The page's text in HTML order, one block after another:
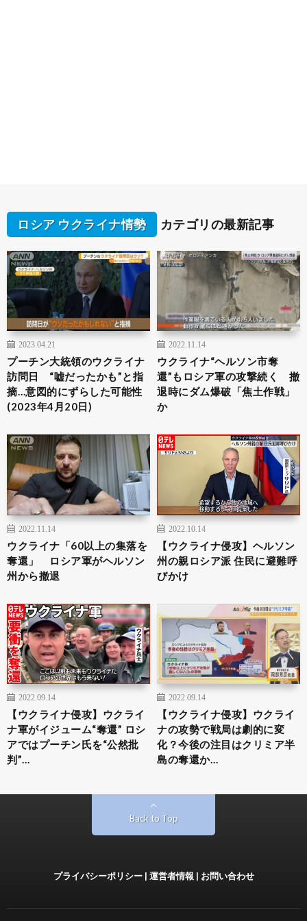
ロシア ウクライナ情勢 カテゴリの最新記事
2023.04.21
プーチン大統領のウクライナ
訪問日 “嘘だったかも”と指
摘…意図的にずらした可能性
(2023年4月20日)
2022.11.14
ウクライナ“ヘルソン市奪
還”もロシア軍の攻撃続く 撤
退時にダム爆破「焦土作戦」
か
2022.11.14
ウクライナ「60以上の集落を
奪還」 ロシア軍がヘルソン
州から撤退
2022.10.14
【ウクライナ侵攻】ヘルソン
州の親ロシア派 住民に避難呼
びかけ
2022.09.14
【ウクライナ侵攻】ウクライ
ナ軍がイジューム“奪還” ロシ
アではプーチン氏を“公然批
判”…
2022.09.14
【ウクライナ侵攻】ウクライ
ナの攻勢で戦局は劇的に変
化？今後の注目はクリミア半
島の奪還か…
Back to Top
プライバシーポリシー| 運営者情報 | お問い合わせ